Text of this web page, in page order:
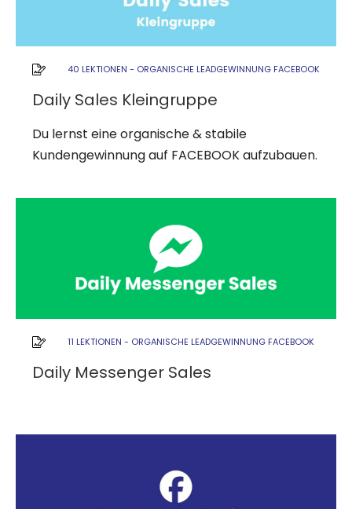
40 LEKTIONEN - ORGANISCHE LEADGEWINNUNG FACEBOOK
Daily Sales Kleingruppe
Du lernst eine organische & stabile
Kundengewinnung auf FACEBOOK aufzubauen.
11 LEKTIONEN - ORGANISCHE LEADGEWINNUNG FACEBOOK
Daily Messenger Sales